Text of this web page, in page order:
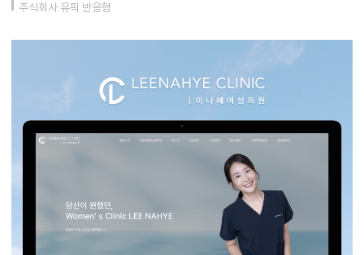
주식회사 유픽 반응형